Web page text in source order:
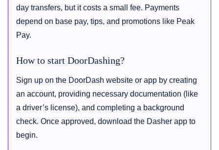
day transfers, but it costs a small fee. Payments
depend on base pay, tips, and promotions like Peak
Pay.
How to start DoorDashing?
Sign up on the DoorDash website or app by creating
an account, providing necessary documentation (like
a driver’s license), and completing a background
check. Once approved, download the Dasher app to
begin.